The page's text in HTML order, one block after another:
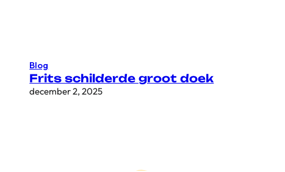
Blog
Frits schilderde groot doek
december 2, 2025